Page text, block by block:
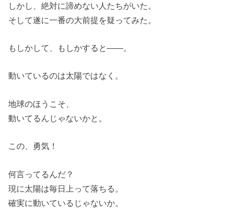
しかし、絶対に諦めない人たちがいた。
そして遂に一番の大前提を疑ってみた。
もしかして、もしかすると――。
動いているのは太陽ではなく。
地球のほうこそ、
動いてるんじゃないかと。
この、勇気！
何言ってるんだ？
現に太陽は毎日上って落ちる。
確実に動いているじゃないか。